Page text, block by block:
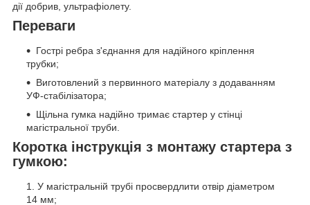
дії добрив, ультрафіолету.
Переваги
Гострі ребра з'єднання для надійного кріплення
трубки;
Виготовлений з первинного матеріалу з додаванням
УФ-стабілізатора;
Щільна гумка надійно тримає стартер у стінці
магістральної труби.
Коротка інструкція з монтажу стартера з
гумкою:
У магістральній трубі просвердлити отвір діаметром
14 мм;